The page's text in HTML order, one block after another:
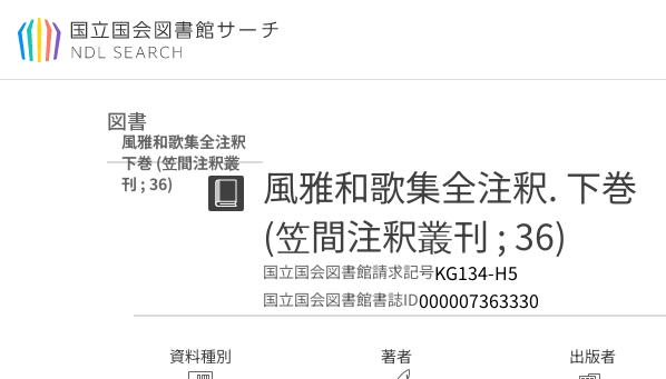
本文へ移動
図書
風雅和歌集全注釈
下巻 (笠間注釈叢
刊 ; 36)
風雅和歌集全注釈. 下巻
(笠間注釈叢刊 ; 36)
国立国会図書館請求記号KG134-H5
国立国会図書館書誌ID000007363330
資料種別 著者 出版者